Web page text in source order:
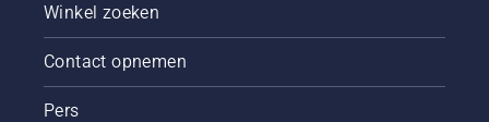
Winkel zoeken
Contact opnemen
Pers